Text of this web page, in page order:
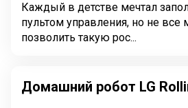
Каждый в детстве мечтал
пультом управления, но не все
позволить такую рос...
Домашний робот LG